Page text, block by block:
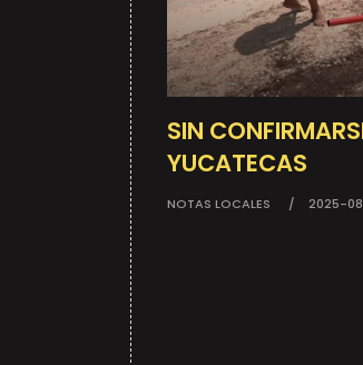
SIN
YUCATECAS
NOTAS LOCALES 2025-